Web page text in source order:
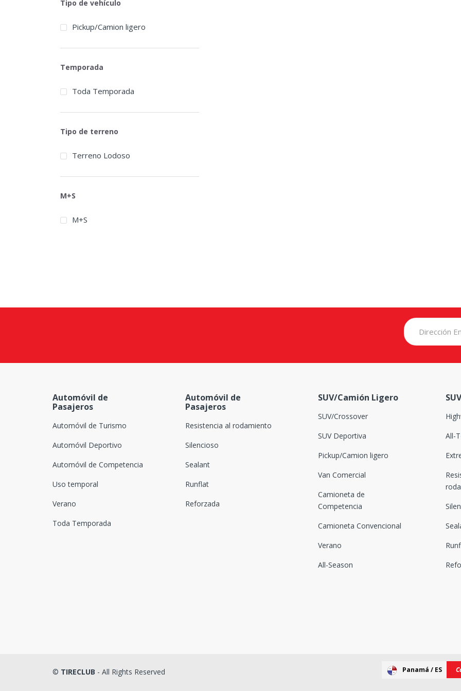
Barum
BlackArrow
Blackhawk
Blacklion
Bridgestone
Broadpeak
Carbon
Dextero
Dick Cepek
Dovroad
Firemax
Tipo de vehículo
Pickup/Camion ligero
Temporada
Toda Temporada
Tipo de terreno
Terreno Lodoso
M+S
M+S
Automóvil de
Pasajeros
Automóvil de Turismo
Automóvil Deportivo
Automóvil de Competencia
Uso temporal
Verano
Toda Temporada
Automóvil de
Pasajeros
Resistencia al rodamiento
Silencioso
Sealant
Runflat
Reforzada
SUV/Camión Ligero
SUV/Crossover
SUV Deportiva
Pickup/Camion ligero
Van Comercial
Camioneta de
Competencia
Camioneta Convencional
Verano
All-Season
All-
© TIRECLUB - All Rights Reserved Panamá / ES